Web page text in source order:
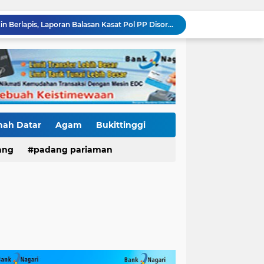
Kasus Fort De Kock Makin Berlapis, Laporan Balasan Kasat Pol PP Disorot: Upaya Penegakan Hukum atau Pengalihan Isu?
Tender Dua Jembatan Gantung Pessel Diselimuti Tanda Tanya, Gangguan Sistem atau Permainan di Balik Layar?
Sebulan Berlalu, Papan Nama Kantor Satker PJN Wilayah II Sumbar Masih Tak Terpasang
Pawai Telong-Telong: Ketika Jejak Perjuangan Bergeser Menjadi Panggung Perayaan
Residivis Tiga Kali Keluar Masuk Penjara Kembali Edarkan Sabu, Polresta Bukittinggi Sita 62 Paket Siap Edar
NAGARI PILUBANG 50 KOTA Masih Berkeliaran
Mendedikasikan Kasih, Menguatkan Negeri: Ditlantas Polda Sumbar Apresiasi Peran Dharma Wanita sebagai Pilar Pengabdian
Polantas Karib Tidak Hanya Atur Jalan, Ditlantas Polda Sumbar Hadir Menyentuh Denyut Ekonomi Rakyat
Datar Agam Bukittinggi
padang pariaman